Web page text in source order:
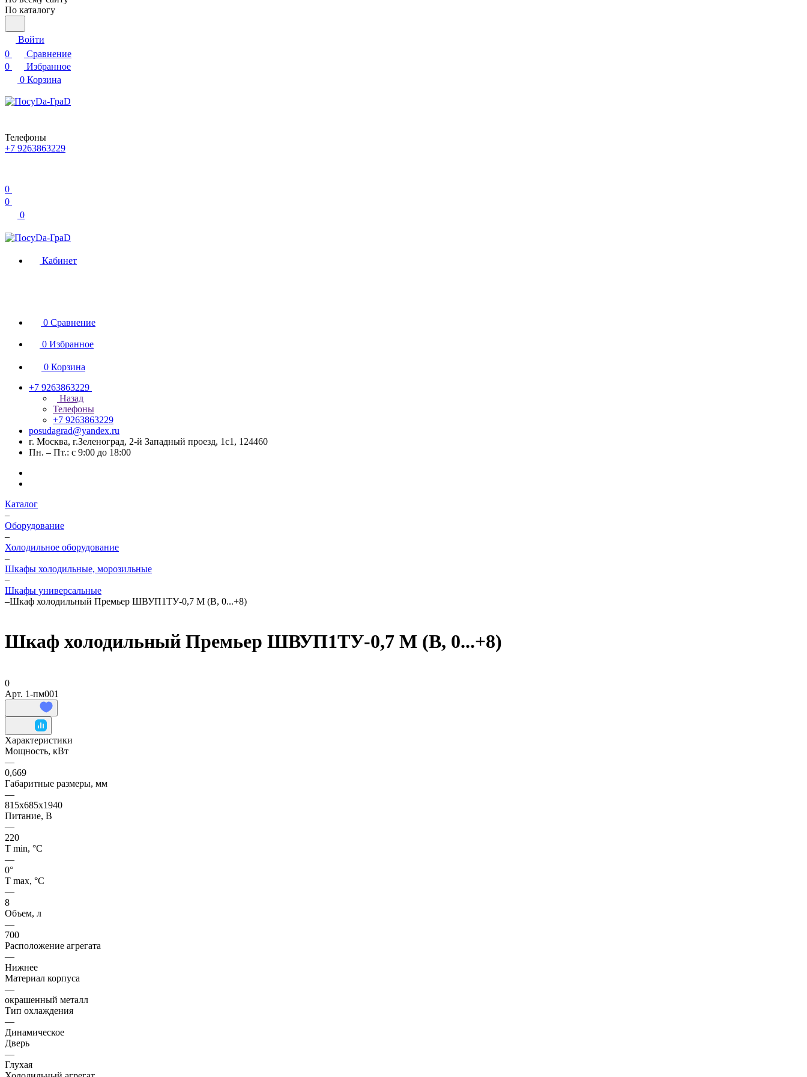
По каталогу
Войти
0
Сравнение
0
Избранное
0 Корзина
Телефоны
+7 9263863229
0
0
0
Кабинет
0 Сравнение
0 Избранное
0 Корзина
+7 9263863229
Назад
Телефоны
+7 9263863229
posudagrad@yandex.ru
г. Москва, г.Зеленоград, 2-й Западный проезд, 1с1, 124460
Пн. – Пт.: с 9:00 до 18:00
Каталог
–
Оборудование
–
Холодильное оборудование
–
Шкафы холодильные, морозильные
–
Шкафы универсальные
–Шкаф холодильный Премьер ШВУП1ТУ-0,7 М (В, 0...+8)
Шкаф холодильный Премьер ШВУП1ТУ-0,7 М (В, 0...+8)
0
Арт. 1-пм001
Характеристики
Мощность, кВт
—
0,669
Габаритные размеры, мм
—
815х685х1940
Питание, В
—
220
Т min, °С
—
0°
Т max, °С
—
8
Объем, л
—
700
Расположение агрегата
—
Нижнее
Материал корпуса
—
окрашенный металл
Тип охлаждения
—
Динамическое
Дверь
—
Глухая